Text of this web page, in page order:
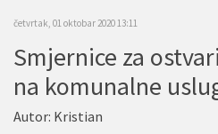
četvrtak, 01 oktobar 2020 13:11
Smjernice za
na komunalne
Autor: Kristian